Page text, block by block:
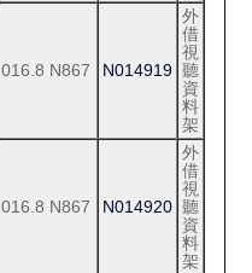
016.8 N867 N014919
外
借
視
聽
資
料
架
016.8 N867 N014920
外
借
視
聽
資
料
架